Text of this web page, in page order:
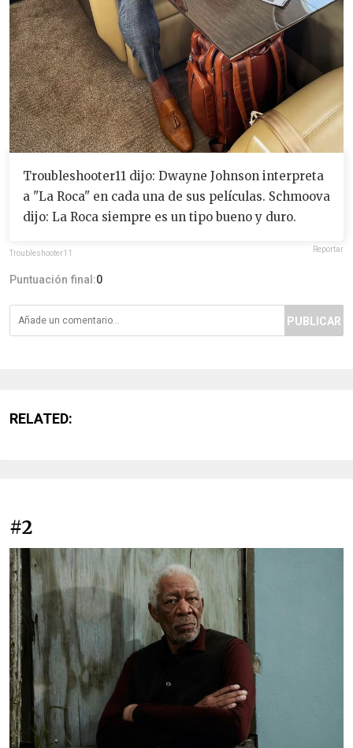
Troubleshooter11 dijo: Dwayne Johnson interpreta
a "La Roca" en cada una de sus películas. Schmoova
dijo: La Roca siempre es un tipo bueno y duro.
Troubleshooter11 Reportar
Puntuación final:0
PUBLICAR
RELATED:
#2